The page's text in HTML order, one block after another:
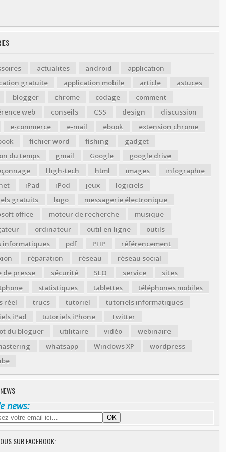
actualites android
application
gratuite
application mobile article
astuces
blogger
chrome codage
comment
web
conseils CSS design
discussion
e-commerce
e-mail ebook
extension chrome
fichier word fishing
gadget
du temps
gmail Google
google drive
High-tech html images
infographie
iPad iPod jeux
logiciels
gratuits
logo
messagerie électronique
office
moteur de recherche
musique
ordinateur outil en ligne
outils
informatiques
pdf PHP
référencement
réparation réseau
réseau social
de presse
sécurité SEO service
sites
statistiques tablettes
téléphones mobiles
réel
trucs tutoriel
tutoriels informatiques
iPad
tutoriels iPhone
Twitter
du bloguer
utilitaire vidéo
webinaire
whatsapp Windows XP
wordpress
news:
SUR FACEBOOK: